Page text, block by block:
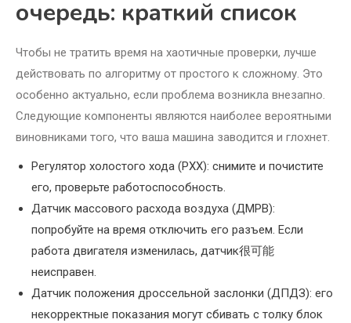
очередь: краткий список
Чтобы не тратить время на хаотичные проверки, лучше
действовать по алгоритму от простого к сложному. Это
особенно актуально, если проблема возникла внезапно.
Следующие компоненты являются наиболее вероятными
виновниками того, что ваша машина заводится и глохнет.
Регулятор холостого хода (РХХ): снимите и почистите
его, проверьте работоспособность.
Датчик массового расхода воздуха (ДМРВ):
попробуйте на время отключить его разъем. Если
работа двигателя изменилась, датчик很可能
неисправен.
Датчик положения дроссельной заслонки (ДПДЗ): его
некорректные показания могут сбивать с толку блок